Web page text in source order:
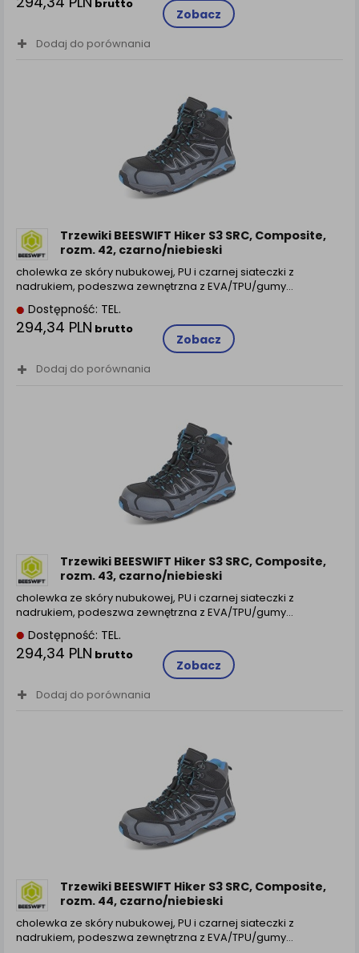
brutto
Zobacz
Dodaj do porównania
Trzewiki BEESWIFT Hiker S3 SRC, Composite,
rozm. 42, czarno/niebieski
cholewka ze skóry nubukowej, PU i czarnej siateczki z
nadrukiem, podeszwa zewnętrzna z EVA/TPU/gumy…
Dostępność: TEL.
294,34 PLN brutto
Zobacz
Dodaj do porównania
Trzewiki BEESWIFT Hiker S3 SRC, Composite,
rozm. 43, czarno/niebieski
cholewka ze skóry nubukowej, PU i czarnej siateczki z
nadrukiem, podeszwa zewnętrzna z EVA/TPU/gumy…
Dostępność: TEL.
294,34 PLN brutto
Zobacz
Dodaj do porównania
Trzewiki BEESWIFT Hiker S3 SRC, Composite,
rozm. 44, czarno/niebieski
cholewka ze skóry nubukowej, PU i czarnej siateczki z
nadrukiem, podeszwa zewnętrzna z EVA/TPU/gumy…